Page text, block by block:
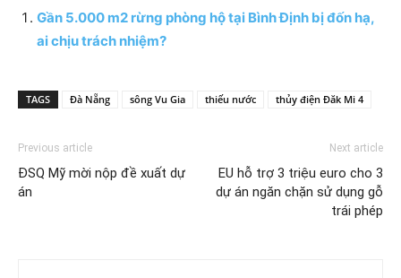
Gần 5.000 m2 rừng phòng hộ tại Bình Định bị đốn hạ,
ai chịu trách nhiệm?
TAGS Đà Nẵng sông Vu Gia thiếu nước thủy điện Đăk Mi 4
Previous article
ĐSQ Mỹ mời nộp đề xuất dự
án
Next article
EU hỗ trợ 3 triệu euro cho 3
dự án ngăn chặn sử dụng gỗ
trái phép